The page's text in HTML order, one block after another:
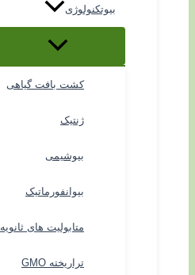
بیوتکنولوژی
کشت بافت گیاهی
ژنتیک
بیوشیمی
بیوانفورماتیک
متابولیت های ثانویه
تراریخته GMO